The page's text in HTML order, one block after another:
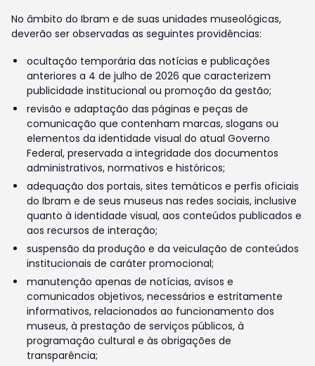
No âmbito do Ibram e de suas unidades museológicas,
deverão ser observadas as seguintes providências:
ocultação temporária das notícias e publicações
anteriores a 4 de julho de 2026 que caracterizem
publicidade institucional ou promoção da gestão;
revisão e adaptação das páginas e peças de
comunicação que contenham marcas, slogans ou
elementos da identidade visual do atual Governo
Federal, preservada a integridade dos documentos
administrativos, normativos e históricos;
adequação dos portais, sites temáticos e perfis oficiais
do Ibram e de seus museus nas redes sociais, inclusive
quanto à identidade visual, aos conteúdos publicados e
aos recursos de interação;
suspensão da produção e da veiculação de conteúdos
institucionais de caráter promocional;
manutenção apenas de notícias, avisos e
comunicados objetivos, necessários e estritamente
informativos, relacionados ao funcionamento dos
museus, à prestação de serviços públicos, à
programação cultural e às obrigações de
transparência;